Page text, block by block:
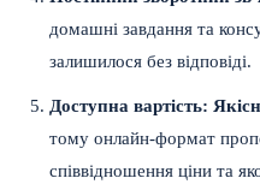
домашні завдання та
залишилося без відповіді.
Доступна вартість:
тому онлайн-формат
співвідношення ціни та